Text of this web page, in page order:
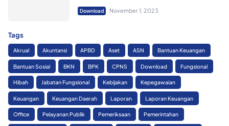
Download November 1, 2023
Tags
Akrual Akuntansi APBD Aset ASN Bantuan Keuangan
Bantuan Sosial BKN BPK CPNS Download Fungsional
Hibah Jabatan Fungsional Kebijakan Kepegawaian
Keuangan Keuangan Daerah Laporan Laporan Keuangan
Office Pelayanan Publik Pemeriksaan Pemerintahan